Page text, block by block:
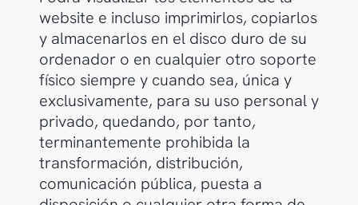
website e incluso imprimirlos, copiarlos
y almacenarlos en el disco duro de su
ordenador o en cualquier otro soporte
físico siempre y cuando sea, única y
exclusivamente, para su uso personal y
privado, quedando, por tanto,
terminantemente prohibida la
transformación, distribución,
comunicación pública, puesta a